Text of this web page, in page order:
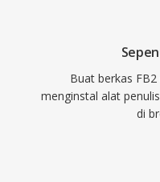
Buat berkas
menginstal alat
di